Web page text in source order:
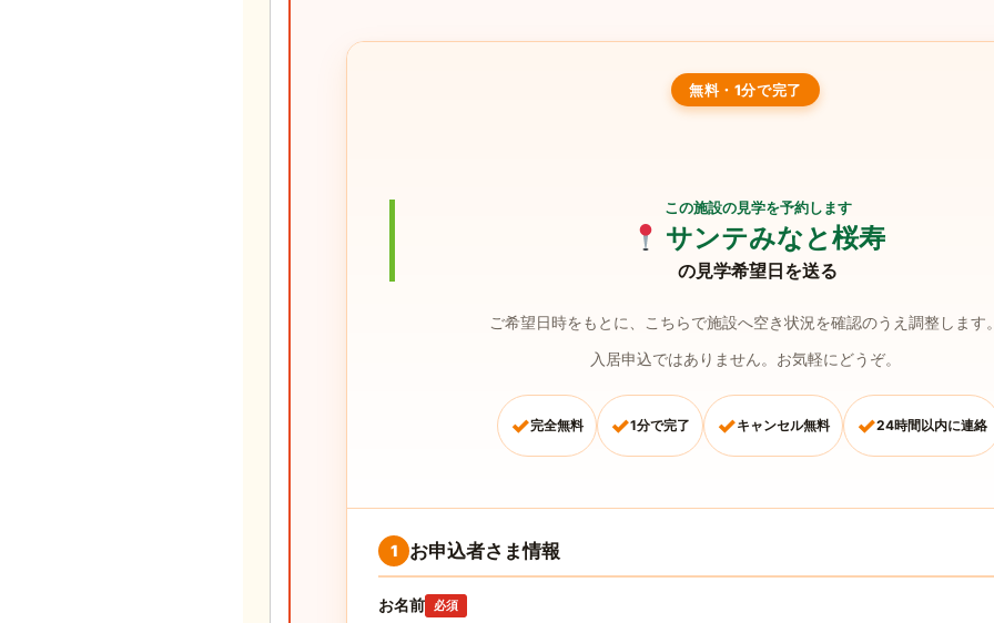
無料・1分で完了
この施設の見学を予約します
サンテみなと桜寿
の見学希望日を送る
ご希望日時をもとに、こちらで施設へ空き状況を確認のうえ調整します
入居申込ではありません。お気軽にどうぞ。
✓完全無料 ✓1分で完了 ✓キャンセル無料 ✓24時間以内に連絡
1 お申込者さま情報
お名前 必須